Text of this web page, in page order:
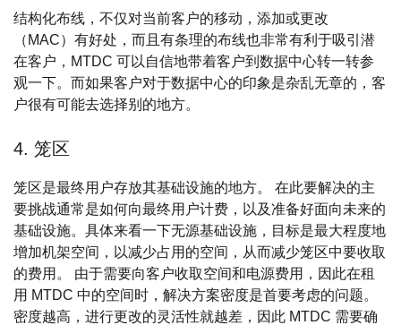
结构化布线，不仅对当前客户的移动，添加或更改
（MAC）有好处，而且有条理的布线也非常有利于吸引潜
在客户，MTDC 可以自信地带着客户到数据中心转一转参
观一下。而如果客户对于数据中心的印象是杂乱无章的，客
户很有可能去选择别的地方。
4. 笼区
笼区是最终用户存放其基础设施的地方。 在此要解决的主
要挑战通常是如何向最终用户计费，以及准备好面向未来的
基础设施。具体来看一下无源基础设施，目标是最大程度地
增加机架空间，以减少占用的空间，从而减少笼区中要收取
的费用。 由于需要向客户收取空间和电源费用，因此在租
用 MTDC 中的空间时，解决方案密度是首要考虑的问题。
密度越高，进行更改的灵活性就越差，因此 MTDC 需要确